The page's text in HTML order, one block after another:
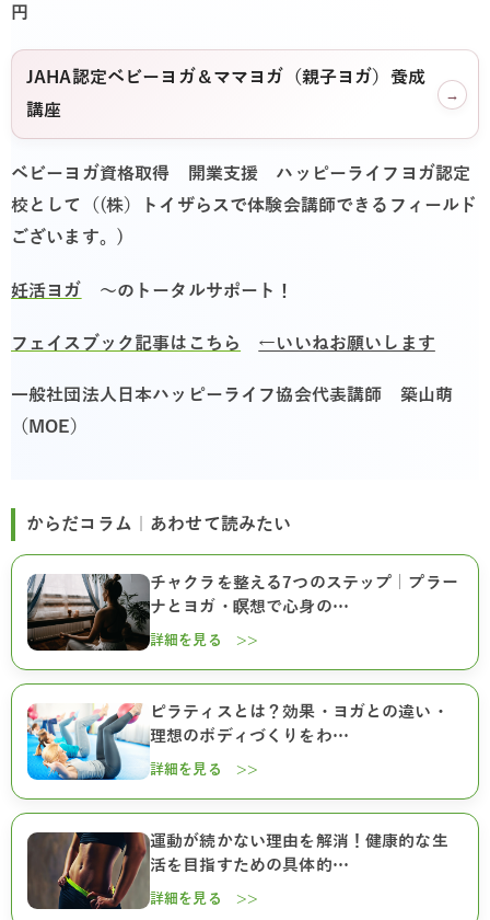
円
JAHA認定ベビーヨガ＆ママヨガ（親子ヨガ）養成
講座
→
ベビーヨガ資格取得 開業支援 ハッピーライフヨガ認定
校として（(株）トイザらスで体験会講師できるフィールド
ございます。)
妊活ヨガ ～のトータルサポート！
フェイスブック記事はこちら ←いいねお願いします
一般社団法人日本ハッピーライフ協会代表講師 築山萌
（MOE）
からだコラム｜あわせて読みたい
チャクラを整える7つのステップ｜プラー
ナとヨガ・瞑想で心身の…
詳細を見る >>
ピラティスとは？効果・ヨガとの違い・
理想のボディづくりをわ…
詳細を見る >>
運動が続かない理由を解消！健康的な生
活を目指すための具体的…
詳細を見る >>